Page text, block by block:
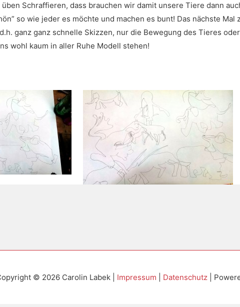
Schraffieren, dass brauchen wir damit unsere Tiere dann
so wie jeder es möchte und machen es bunt! Das nächste
ganz ganz schnelle Skizzen, nur die Bewegung des Tieres
wohl kaum in aller Ruhe Modell stehen!
© 2026 Carolin Labek Impressum Datenschutz |